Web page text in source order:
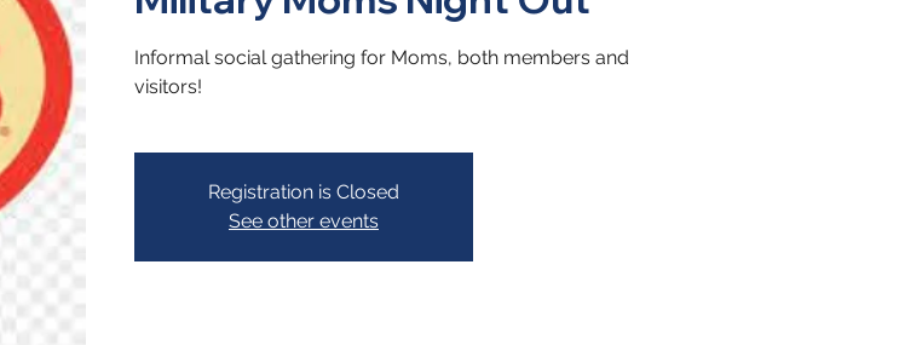
Informal social gathering for Moms, both members and
visitors!
Registration is Closed
See other events